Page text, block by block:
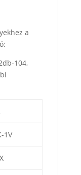
a
104,
1V